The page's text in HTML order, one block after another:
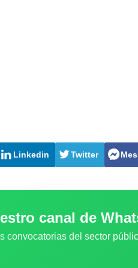
Linkedin Twitter
canal de
convocatorias del sector